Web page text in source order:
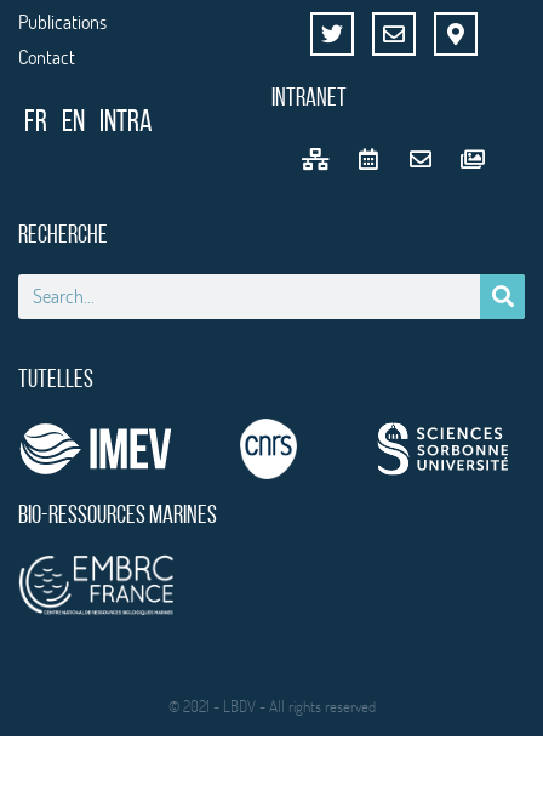
Publications
Contact
FR EN Intra
INTRANET
RECHERCHE
TUTELLES
BIO-RESSOURCES MARINES
© 2021 - LBDV - All rights reserved